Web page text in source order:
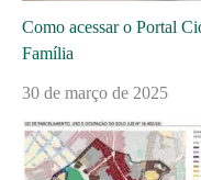
Como acessar o Portal
Família
30 de março de 2025